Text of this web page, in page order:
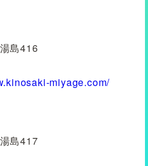
島416
miyage.com/
島417